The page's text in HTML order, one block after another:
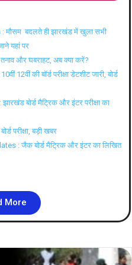
बदलते ही झारखंड में खुला सभी
यहां पर
तनाव और घबराहट, अब क्या करें?
की बॉर्ड परीक्षा डेटशीट जारी, बोर्ड
बोर्ड मैट्रिक और इंटर परीक्षा का
परीक्षा, बड़ी खबर
: जैक बोर्ड मैट्रिक और इंटर का लिखित
More